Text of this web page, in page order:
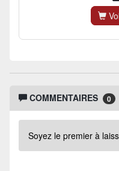
COMMENTAIRES 0
Soyez le premier à